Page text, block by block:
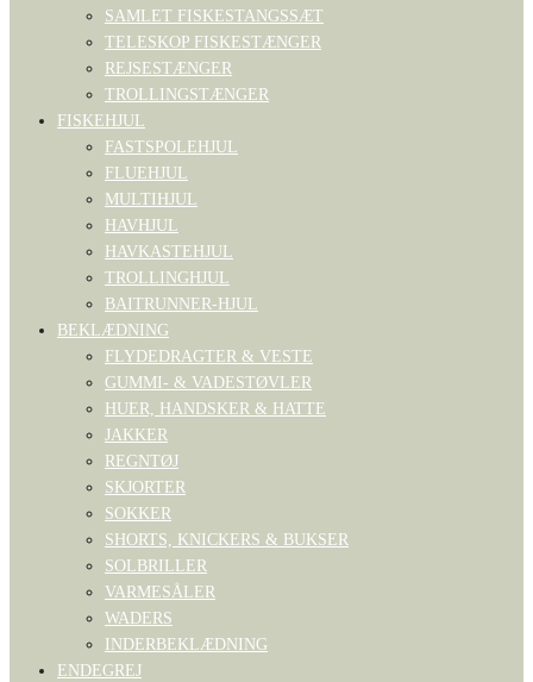
SAMLET FISKESTANGSSÆT
TELESKOP FISKESTÆNGER
REJSESTÆNGER
TROLLINGSTÆNGER
FISKEHJUL
FASTSPOLEHJUL
FLUEHJUL
MULTIHJUL
HAVHJUL
HAVKASTEHJUL
TROLLINGHJUL
BAITRUNNER-HJUL
BEKLÆDNING
FLYDEDRAGTER & VESTE
GUMMI- & VADESTØVLER
HUER, HANDSKER & HATTE
JAKKER
REGNTØJ
SKJORTER
SOKKER
SHORTS, KNICKERS & BUKSER
SOLBRILLER
VARMESÅLER
WADERS
INDERBEKLÆDNING
ENDEGREJ